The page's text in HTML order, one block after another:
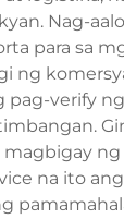
Nag-
para sa
ng
pag-verify
ng
na ito